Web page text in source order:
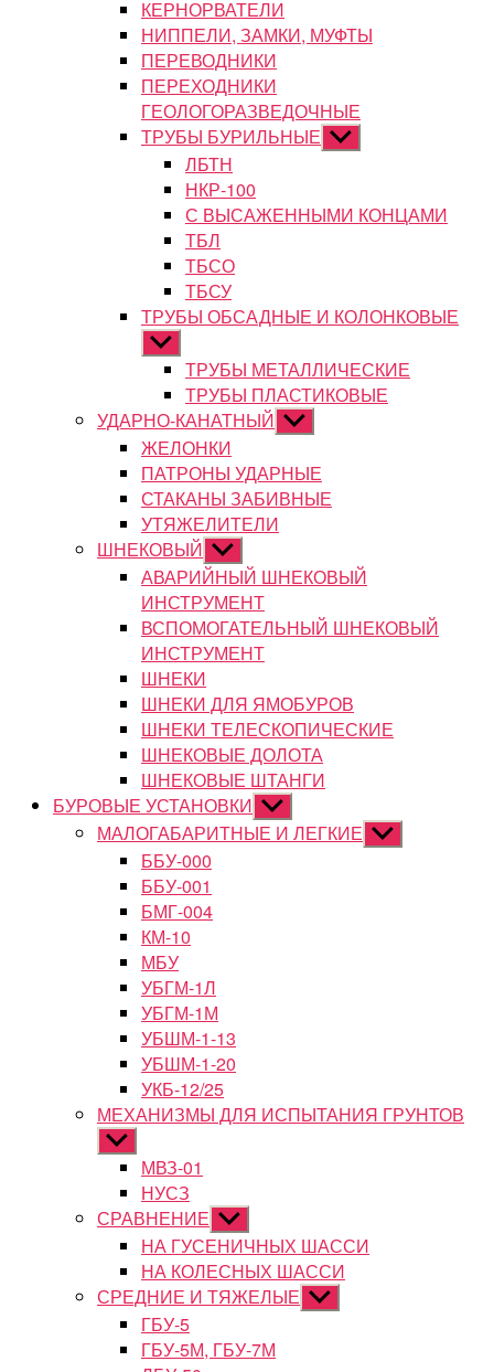
КЕРНОРВАТЕЛИ
НИППЕЛИ, ЗАМКИ, МУФТЫ
ПЕРЕВОДНИКИ
ПЕРЕХОДНИКИ
ГЕОЛОГОРАЗВЕДОЧНЫЕ
ТРУБЫ БУРИЛЬНЫЕ Показывать
подменю
ЛБТН
НКР-100
С ВЫСАЖЕННЫМИ КОНЦАМИ
ТБЛ
ТБСО
ТБСУ
ТРУБЫ ОБСАДНЫЕ И КОЛОНКОВЫЕ
Показывать
подменюТРУБЫ МЕТАЛЛИЧЕСКИЕ
ТРУБЫ ПЛАСТИКОВЫЕ
УДАРНО-КАНАТНЫЙ Показывать
подменю
ЖЕЛОНКИ
ПАТРОНЫ УДАРНЫЕ
СТАКАНЫ ЗАБИВНЫЕ
УТЯЖЕЛИТЕЛИ
ШНЕКОВЫЙ Показывать
подменю
АВАРИЙНЫЙ ШНЕКОВЫЙ
ИНСТРУМЕНТ
ВСПОМОГАТЕЛЬНЫЙ ШНЕКОВЫЙ
ИНСТРУМЕНТ
ШНЕКИ
ШНЕКИ ДЛЯ ЯМОБУРОВ
ШНЕКИ ТЕЛЕСКОПИЧЕСКИЕ
ШНЕКОВЫЕ ДОЛОТА
ШНЕКОВЫЕ ШТАНГИ
БУРОВЫЕ УСТАНОВКИ Показывать
подменю
МАЛОГАБАРИТНЫЕ И ЛЕГКИЕ Показывать
подменю
ББУ-000
ББУ-001
БМГ-004
КМ-10
МБУ
УБГМ-1Л
УБГМ-1М
УБШМ-1-13
УБШМ-1-20
УКБ-12/25
МЕХАНИЗМЫ ДЛЯ ИСПЫТАНИЯ ГРУНТОВ
Показывать
подменюМВЗ-01
НУСЗ
СРАВНЕНИЕ Показывать
подменю
НА ГУСЕНИЧНЫХ ШАССИ
НА КОЛЕСНЫХ ШАССИ
СРЕДНИЕ И ТЯЖЕЛЫЕ Показывать
подменю
ГБУ-5
ГБУ-5М, ГБУ-7М